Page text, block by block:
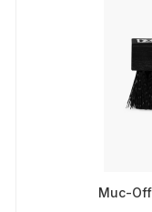
Muc-